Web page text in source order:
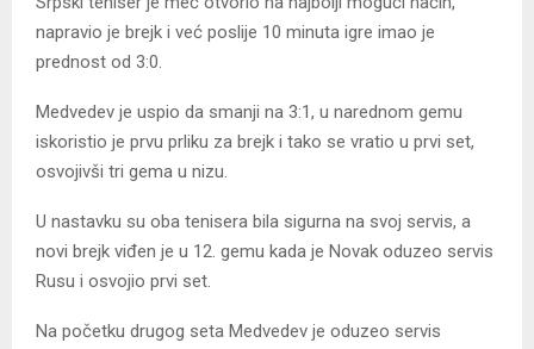
napravio je brejk i već poslije 10 minuta igre imao je
prednost od 3:0.
Medvedev je uspio da smanji na 3:1, u narednom gemu
iskoristio je prvu prliku za brejk i tako se vratio u prvi set,
osvojivši tri gema u nizu.
U nastavku su oba tenisera bila sigurna na svoj servis, a
novi brejk viđen je u 12. gemu kada je Novak oduzeo servis
Rusu i osvojio prvi set.
Na početku drugog seta Medvedev je oduzeo servis